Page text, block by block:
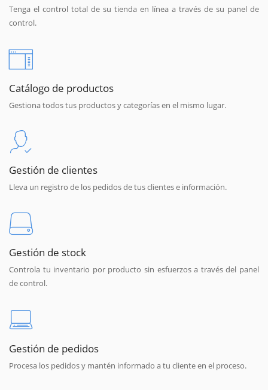
Tenga el control total de su tienda en línea a través de su panel de
control.
Catálogo de productos
Gestiona todos tus productos y categorías en el mismo lugar.
Gestión de clientes
Lleva un registro de los pedidos de tus clientes e información.
Gestión de stock
Controla tu inventario por producto sin esfuerzos a través del panel
de control.
Gestión de pedidos
Procesa los pedidos y mantén informado a tu cliente en el proceso.